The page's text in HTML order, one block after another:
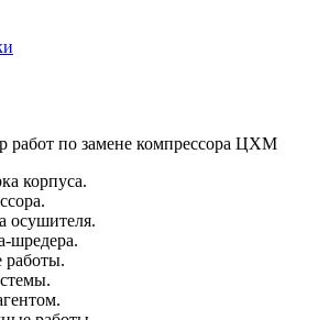
работ по замене компрессора ЦХМ
корпуса.
осушителя.
шредера.
работы.